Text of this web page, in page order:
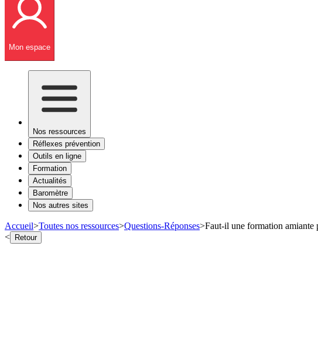
Mon espace
Nos ressources
Réflexes prévention
Outils en ligne
Formation
Actualités
Baromètre
Nos autres sites
Accueil>Toutes nos ressources>Questions-Réponses>Faut-il une formation amiante
< Retour